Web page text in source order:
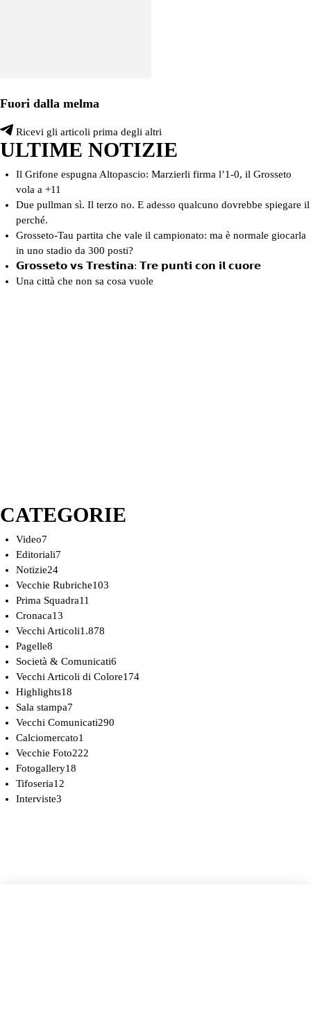
Fuori dalla melma
Ricevi gli articoli prima degli altri
ULTIME NOTIZIE
Il Grifone espugna Altopascio: Marzierli firma l’1-0, il Grosseto
vola a +11
Due pullman sì. Il terzo no. E adesso qualcuno dovrebbe spiegare il
perché.
Grosseto-Tau partita che vale il campionato: ma è normale giocarla
in uno stadio da 300 posti?
𝗚𝗿𝗼𝘀𝘀𝗲𝘁𝗼 𝘃𝘀 𝗧𝗿𝗲𝘀𝘁𝗶𝗻𝗮: 𝗧𝗿𝗲 𝗽𝘂𝗻𝘁𝗶 𝗰𝗼𝗻 𝗶𝗹 𝗰𝘂𝗼𝗿𝗲
Una città che non sa cosa vuole
CATEGORIE
Video7
Editoriali7
Notizie24
Vecchie Rubriche103
Prima Squadra11
Cronaca13
Vecchi Articoli1.878
Pagelle8
Società & Comunicati6
Vecchi Articoli di Colore174
Highlights18
Sala stampa7
Vecchi Comunicati290
Calciomercato1
Vecchie Foto222
Fotogallery18
Tifoseria12
Interviste3